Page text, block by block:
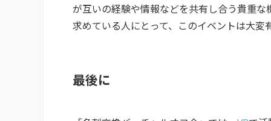
が互いの経験や情報などを共有し合う貴重
求めている人にとって、このイベントは大変
最後に